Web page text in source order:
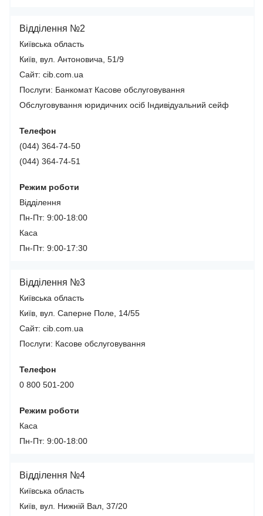
Відділення №2
Київська область
Київ, вул. Антоновича, 51/9
Сайт: cib.com.ua
Послуги: Банкомат Касове обслуговування
Обслуговування юридичних осіб Індивідуальний сейф
Телефон
(044) 364-74-50
(044) 364-74-51
Режим роботи
Відділення
Пн-Пт: 9:00-18:00
Каса
Пн-Пт: 9:00-17:30
Відділення №3
Київська область
Київ, вул. Саперне Поле, 14/55
Сайт: cib.com.ua
Послуги: Касове обслуговування
Телефон
0 800 501-200
Режим роботи
Каса
Пн-Пт: 9:00-18:00
Відділення №4
Київська область
Київ, вул. Нижній Вал, 37/20